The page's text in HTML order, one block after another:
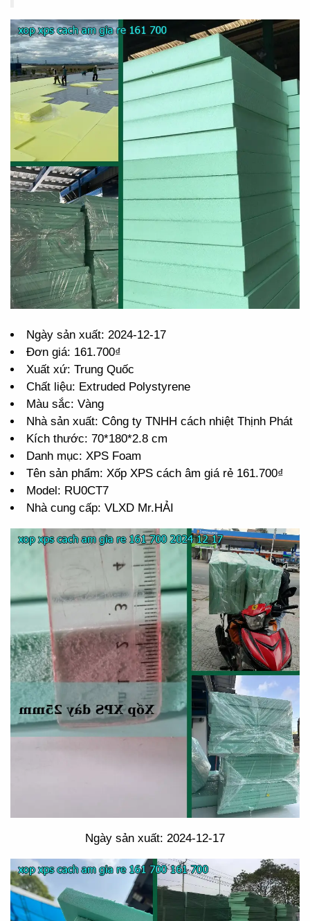
Ngày sản xuất: 2024-12-17
Đơn giá: 161.700₫
Xuất xứ: Trung Quốc
Chất liệu: Extruded Polystyrene
Màu sắc: Vàng
Nhà sản xuất: Công ty TNHH cách nhiệt Thịnh Phát
Kích thước: 70*180*2.8 cm
Danh mục: XPS Foam
Tên sản phẩm: Xốp XPS cách âm giá rẻ 161.700₫
Model: RU0CT7
Nhà cung cấp: VLXD Mr.HẢI
Ngày sản xuất: 2024-12-17